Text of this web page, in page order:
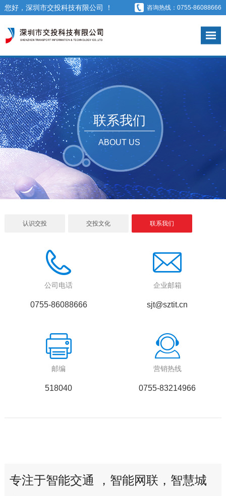
您好，深圳市交投科技有限公司 ！ 咨询热线：0755-86088666
联系我们
ABOUT US
认识交投 交投文化 联系我们
公司电话
0755-86088666
企业邮箱
sjt@sztit.cn
邮编
518040
营销热线
0755-83214966
专注于智能交通 ，智能网联，智慧城